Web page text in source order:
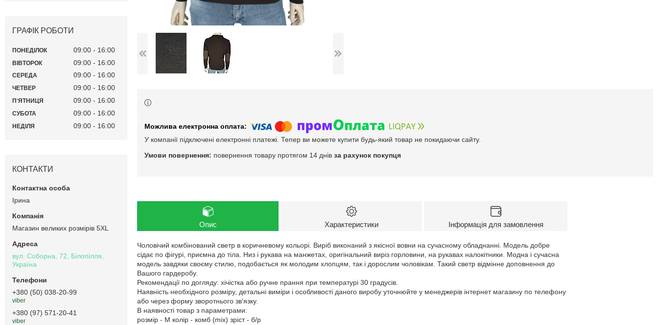
У компанії підключені електронні платежі. Тепер ви можете купити будь-який товар не покидаючи сайту.
повернення товару протягом 14 днів за рахунок покупця
Опис Характеристики Інформація для замовлення
Чоловічий комбінований светр в коричневому кольорі. Виріб виконаний з якісної вовни на сучасному обладнанні. Модель добре
сідає по фігурі, приємна до тіла. Низ і рукава на манжетах, оригінальний виріз горловини, на рукавах налокітники. Модна і сучасна
модель завдяки своєму стилю, подобається як молодим хлопцям, так і дорослим чоловікам. Такий светр відмінне доповнення до
Вашого гардеробу.
Рекомендації по догляду: хічістка або ручне прання при температурі 30 градусів.
Наявність необхідного розміру, детальні виміри і особливості даного виробу уточнюйте у менеджерів інтернет магазину по телефону
або через форму зворотнього зв'язку.
В наявності товар з параметрами:
розмір - M колір - комб (mix) зріст - б/р
ГРАФІК РОБОТИ
ПОНЕДІЛОК 09:00 16:00
ВІВТОРОК 09:00 16:00
СЕРЕДА 09:00 16:00
ЧЕТВЕР 09:00 16:00
ПʼЯТНИЦЯ 09:00 16:00
СУБОТА 09:00 16:00
НЕДІЛЯ 09:00 16:00
КОНТАКТИ
Ірина
Магазин великих розмірів 5XL
вул. Соборна, 72, Білопілля,
Україна
+380 (50) 038-20-99
viber
+380 (97) 571-20-41
viber